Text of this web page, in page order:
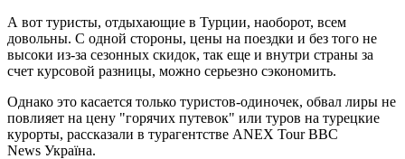
А вот туристы, отдыхающие в Турции, наоборот, всем
довольны. С одной стороны, цены на поездки и без того не
высоки из-за сезонных скидок, так еще и внутри страны за
счет курсовой разницы, можно серьезно сэкономить.
Однако это касается только туристов-одиночек, обвал лиры не
повлияет на цену "горячих путевок" или туров на турецкие
курорты, рассказали в турагентстве ANEX Tour BBC
News Україна.